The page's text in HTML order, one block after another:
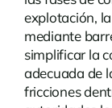
explotación,
mediante
simplificar la
adecuada de
fricciones